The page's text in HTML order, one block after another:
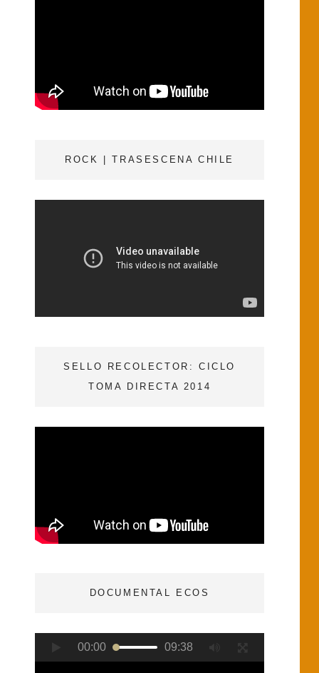
ROCK | TRASESCENA CHILE
SELLO RECOLECTOR: CICLO
TOMA DIRECTA 2014
DOCUMENTAL ECOS
Reproductor
00:00 09:38